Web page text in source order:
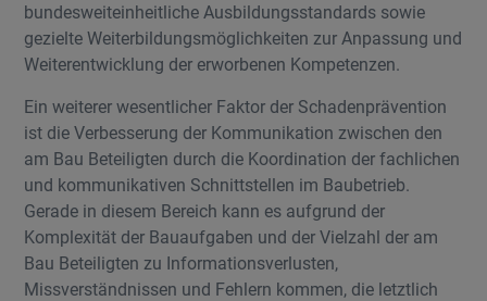
bundesweiteinheitliche Ausbildungsstandards sowie
gezielte Weiterbildungsmöglichkeiten zur Anpassung und
Weiterentwicklung der erworbenen Kompetenzen.
Ein weiterer wesentlicher Faktor der Schadenprävention
ist die Verbesserung der Kommunikation zwischen den
am Bau Beteiligten durch die Koordination der fachlichen
und kommunikativen Schnittstellen im Baubetrieb.
Gerade in diesem Bereich kann es aufgrund der
Komplexität der Bauaufgaben und der Vielzahl der am
Bau Beteiligten zu Informationsverlusten,
Missverständnissen und Fehlern kommen, die letztlich